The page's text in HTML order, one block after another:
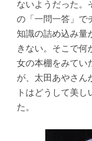
ないようだった。
の「一問一答」で
知識の詰め込み量
きない。そこで何
女の本棚をみてい
が、太田あやさん
トはどうして美
た。